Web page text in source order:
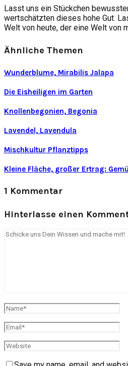
Lasst uns ein Stückchen
wertschätzten dieses hohe Gut.
Welt von heute, der eine Welt von
Ähnliche Themen
Wunderblume, Mirabilis Jalapa
Die Eisheiligen im Garten
Knollenbegonien, Begonia
Lavendel, Lavendula
Mischkultur Pflanztipps
Kleine Fläche, großer Ertrag:
1 Kommentar
Hinterlasse einen